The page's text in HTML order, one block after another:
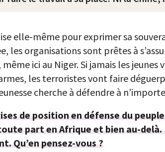
elle-même pour exprimer sa
les organisations sont prêtes à
ici au Niger. Si jamais les
les terroristes vont faire
cherche à défendre à
de position en défense du
part en Afrique et bien au-
Qu’en pensez-vous ?